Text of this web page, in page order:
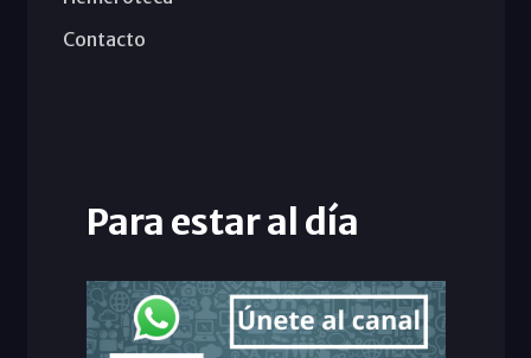
Contacto
Para estar al día